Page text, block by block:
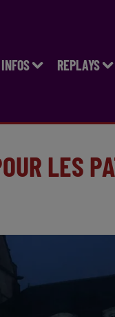
INFOS REPLAYS
LES